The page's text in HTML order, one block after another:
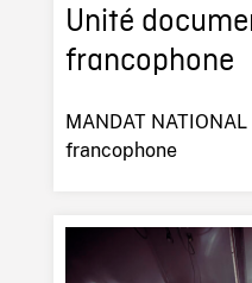
Unité
francophone
MANDAT
francophone